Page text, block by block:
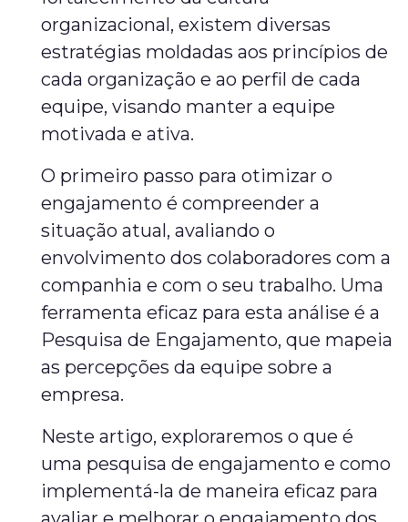
organizacional, existem diversas
estratégias moldadas aos princípios de
cada organização e ao perfil de cada
equipe, visando manter a equipe
motivada e ativa.
O primeiro passo para otimizar o
engajamento é compreender a
situação atual, avaliando o
envolvimento dos colaboradores com a
companhia e com o seu trabalho. Uma
ferramenta eficaz para esta análise é a
Pesquisa de Engajamento, que mapeia
as percepções da equipe sobre a
empresa.
Neste artigo, exploraremos o que é
uma pesquisa de engajamento e como
implementá-la de maneira eficaz para